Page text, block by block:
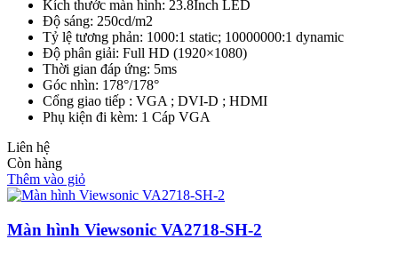
Kích thước màn hình: 23.8Inch LED
Độ sáng: 250cd/m2
Tỷ lệ tương phản: 1000:1 static; 10000000:1 dynamic
Độ phân giải: Full HD (1920×1080)
Thời gian đáp ứng: 5ms
Góc nhìn: 178°/178°
Cổng giao tiếp : VGA ; DVI-D ; HDMI
Phụ kiện đi kèm: 1 Cáp VGA
Liên hệ
Còn hàng
Thêm vào giỏ
Màn hình Viewsonic VA2718-SH-2